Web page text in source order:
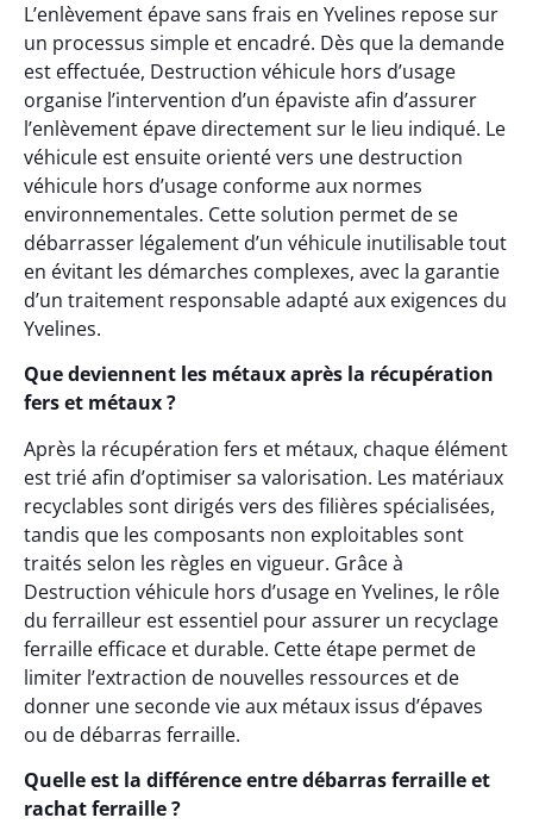
L’enlèvement épave sans frais en Yvelines repose sur
un processus simple et encadré. Dès que la demande
est effectuée, Destruction véhicule hors d’usage
organise l’intervention d’un épaviste afin d’assurer
l’enlèvement épave directement sur le lieu indiqué. Le
véhicule est ensuite orienté vers une destruction
véhicule hors d’usage conforme aux normes
environnementales. Cette solution permet de se
débarrasser légalement d’un véhicule inutilisable tout
en évitant les démarches complexes, avec la garantie
d’un traitement responsable adapté aux exigences du
Yvelines.
Que deviennent les métaux après la récupération
fers et métaux ?
Après la récupération fers et métaux, chaque élément
est trié afin d’optimiser sa valorisation. Les matériaux
recyclables sont dirigés vers des filières spécialisées,
tandis que les composants non exploitables sont
traités selon les règles en vigueur. Grâce à
Destruction véhicule hors d’usage en Yvelines, le rôle
du ferrailleur est essentiel pour assurer un recyclage
ferraille efficace et durable. Cette étape permet de
limiter l’extraction de nouvelles ressources et de
donner une seconde vie aux métaux issus d’épaves
ou de débarras ferraille.
Quelle est la différence entre débarras ferraille et
rachat ferraille ?